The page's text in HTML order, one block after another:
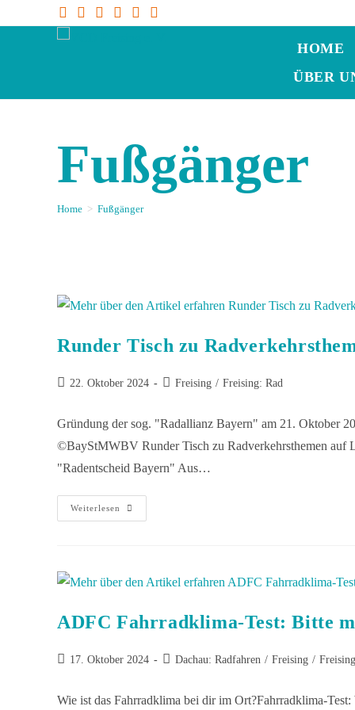
HOME
ÜBER
Fußgänger
Home > Fußgänger
Runder Tisch zu
22. Oktober 2024 Freising / Freising: Rad
Gründung der sog. "Radallianz Bayern" am 21. Oktober
©BayStMWBV Runder Tisch zu Radverkehrsthemen auf
"Radentscheid Bayern" Aus…
Weiterlesen
ADFC Fahrradklima-Test: Bitte
17. Oktober 2024 Dachau: Radfahren / Freising /
Wie ist das Fahrradklima bei dir im Ort?Fahrradklima-